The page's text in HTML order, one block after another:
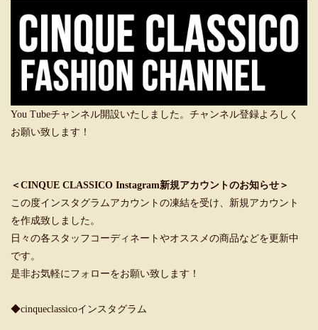
You Tubeチャンネル開設いたしました。チャンネル登録よろしく
お願い致します！
＜CINQUE CLASSICO Instagram新規アカウントのお知らせ＞
この度インスタグラムアカウントの凍結を受け、新規アカウント
を作成致しました。
日々の各スタッフコーディネートやオススメの商品などを更新中
です。
是非お気軽にフォローをお願い致します！
◆cinqueclassicoインスタグラム